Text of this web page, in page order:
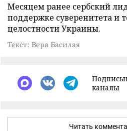
Месяцем ранее сербский
поддержке суверенитета и
целостности Украины.
Текст: Вера Басилая
каналы
Читать